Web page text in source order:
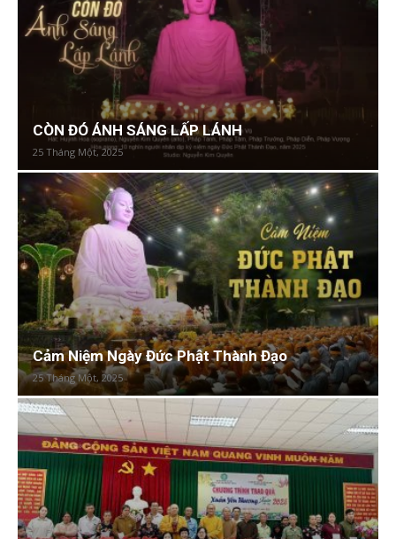
CÒN ĐÓ ÁNH SÁNG LẤP LÁNH
25 Tháng Một, 2025
Cảm Niệm Ngày Đức Phật Thành Đạo
25 Tháng Một, 2025